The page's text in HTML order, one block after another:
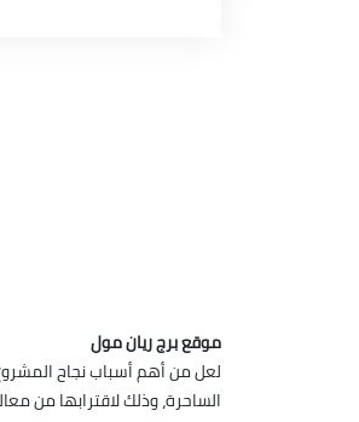
موقع برج ريان مول
الساحرة، وذلك لاقترابها من